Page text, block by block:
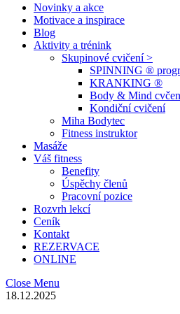
Novinky a akce
Motivace a inspirace
Blog
Aktivity a trénink
Skupinové cvičení >
SPINNING ®
KRANKING ®
Body & Mind
Kondiční cvičení
Miha Bodytec
Fitness instruktor
Masáže
Váš fitness
Benefity
Úspěchy členů
Pracovní pozice
Rozvrh lekcí
Ceník
Kontakt
REZERVACE
ONLINE
Close Menu
18.12.2025